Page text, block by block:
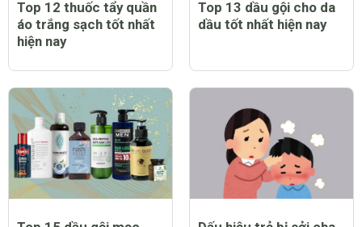
Top 12 thuốc tẩy quần
áo trắng sạch tốt nhất
hiện nay
Top 13 dầu gội cho da
dầu tốt nhất hiện nay